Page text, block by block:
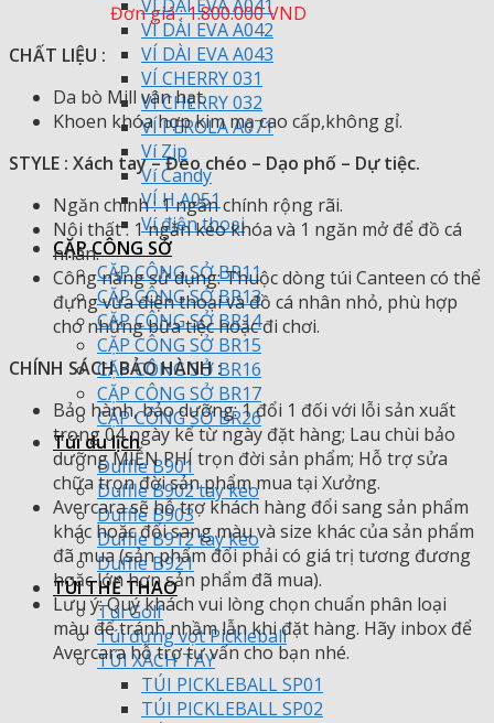
VÍ DÀI EVA A041
VÍ DÀI EVA A042
VÍ DÀI EVA A043
VÍ CHERRY 031
VÍ CHERRY 032
VÍ PEROLA A071
Ví Zip
Ví Candy
VÍ H A051
Ví điện thoại
CẶP CÔNG SỞ
CẶP CÔNG SỞ BR11
CẶP CÔNG SỞ BR13
CẶP CÔNG SỞ BR14
CẶP CÔNG SỞ BR15
CẶP CÔNG SỞ BR16
CẶP CÔNG SỞ BR17
CẶP CÔNG SỞ BR26
Túi du lịch
Duffle B901
Duffle B902 tay kéo
Duffle B903
Duffle B912 tay kéo
Duffle B921
TÚI THỂ THAO
Túi Golf
Túi đựng vợt Pickleball
TÚI XÁCH TAY
TÚI PICKLEBALL SP01
TÚI PICKLEBALL SP02
Đơn giá : 1.800.000 VND
CHẤT LIỆU :
Da bò Mill vân hạt.
Khoen khóa hợp kim mạ cao cấp,không gỉ.
STYLE : Xách tay – Đeo chéo – Dạo phố – Dự tiệc.
Ngăn chính : 1 ngăn chính rộng rãi.
Nội thất : 1 ngăn kéo khóa và 1 ngăn mở để đồ cá
nhân.
Công năng sử dụng: Thuộc dòng túi Canteen có thể
đựng vừa điện thoại và đồ cá nhân nhỏ, phù hợp
cho những bữa tiệc hoặc đi chơi.
CHÍNH SÁCH BẢO HÀNH :
Bảo hành, bảo dưỡng: 1 đổi 1 đối với lỗi sản xuất
trong 04 ngày kể từ ngày đặt hàng; Lau chùi bảo
dưỡng MIỄN PHÍ trọn đời sản phẩm; Hỗ trợ sửa
chữa trọn đời sản phẩm mua tại Xưởng.
Avercara sẽ hỗ trợ khách hàng đổi sang sản phẩm
khác hoặc đổi sang màu và size khác của sản phẩm
đã mua (sản phẩm đổi phải có giá trị tương đương
hoặc lớn hơn sản phẩm đã mua).
Lưu ý: Quý khách vui lòng chọn chuẩn phân loại
màu để tránh nhầm lẫn khi đặt hàng. Hãy inbox để
Avercara hỗ trợ tư vấn cho bạn nhé.